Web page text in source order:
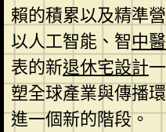
賴的積累以及精準
以人工智能、智中
表的新退休宅設計
塑全球產業與傳播
進一個新的階段。